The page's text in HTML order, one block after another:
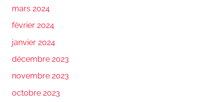
mars 2024
février 2024
janvier 2024
décembre 2023
novembre 2023
octobre 2023